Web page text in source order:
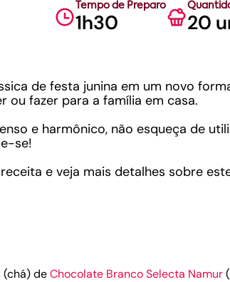
Tempo de Preparo
1h30 20
de festa junina em um novo
ou fazer para a família em casa.
e harmônico, não esqueça de
se!
e veja mais detalhes sobre
(chá) deChocolate Branco Selecta Namur